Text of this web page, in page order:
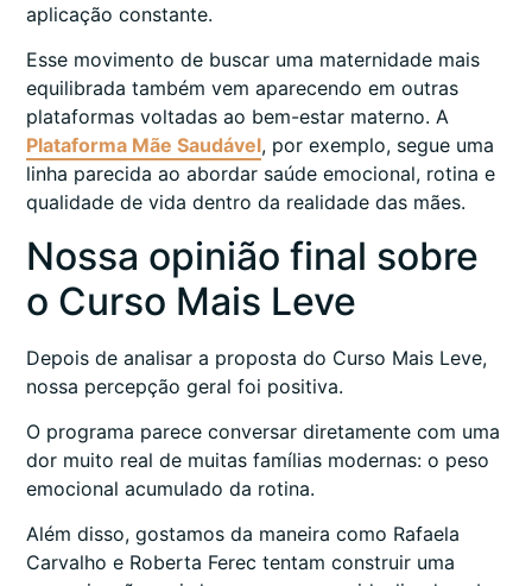
aplicação constante.
Esse movimento de buscar uma maternidade mais
equilibrada também vem aparecendo em outras
plataformas voltadas ao bem-estar materno. A
Plataforma Mãe Saudável, por exemplo, segue uma
linha parecida ao abordar saúde emocional, rotina e
qualidade de vida dentro da realidade das mães.
Nossa opinião final sobre
o Curso Mais Leve
Depois de analisar a proposta do Curso Mais Leve,
nossa percepção geral foi positiva.
O programa parece conversar diretamente com uma
dor muito real de muitas famílias modernas: o peso
emocional acumulado da rotina.
Além disso, gostamos da maneira como Rafaela
Carvalho e Roberta Ferec tentam construir uma